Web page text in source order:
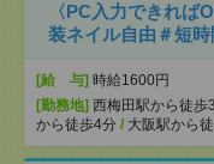
〈PC入力できれば
装ネイル自由＃短
[給 与] 時給1600円
[勤務地] 西梅田駅から徒歩
から徒歩4分 / 大阪駅から